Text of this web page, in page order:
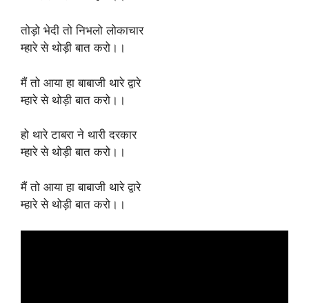
तोड़ो भेदी तो निभलो लोकाचार
म्हारे से थोड़ी बात करो।।
मैं तो आया हा बाबाजी थारे द्वारे
म्हारे से थोड़ी बात करो।।
हो थारे टाबरा ने थारी दरकार
म्हारे से थोड़ी बात करो।।
मैं तो आया हा बाबाजी थारे द्वारे
म्हारे से थोड़ी बात करो।।